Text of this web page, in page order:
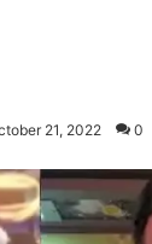
21, 2022 0